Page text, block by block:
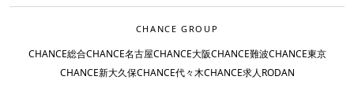
CHANCE GROUP
CHANCE総合CHANCE名古屋CHANCE大阪CHANCE難波CHANCE東京
CHANCE新大久保CHANCE代々木CHANCE求人RODAN